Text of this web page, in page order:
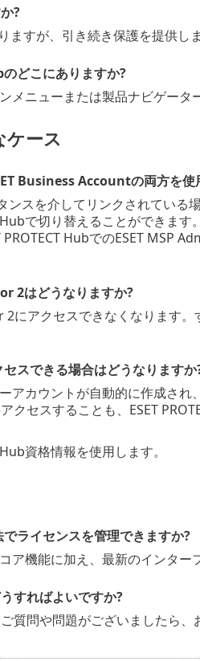
?
すが、引き続き保護を提供しま
のどこにありますか?
メニューまたは製品ナビゲータ
ース
Business Accountの両方を使
ンスを介してリンクされてい
Hubで切り替えることができま
PROTECT HubでのESET MSP
2はどうなりますか?
にアクセスできなくなります。
スできる場合はどうなりますか
アカウントが自動的に作成さ
クセスすることも、ESET
資格情報を使用します。
ライセンスを管理できますか?
ア機能に加え、最新のインター
すればよいですか?
質問や問題がございましたら、